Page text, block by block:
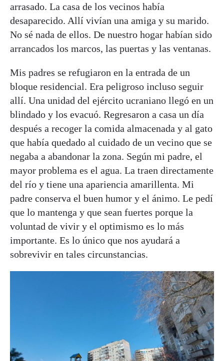
arrasado. La casa de los vecinos había
desaparecido. Allí vivían una amiga y su marido.
No sé nada de ellos. De nuestro hogar habían sido
arrancados los marcos, las puertas y las ventanas.
Mis padres se refugiaron en la entrada de un
bloque residencial. Era peligroso incluso seguir
allí. Una unidad del ejército ucraniano llegó en un
blindado y los evacuó. Regresaron a casa un día
después a recoger la comida almacenada y al gato
que había quedado al cuidado de un vecino que se
negaba a abandonar la zona. Según mi padre, el
mayor problema es el agua. La traen directamente
del río y tiene una apariencia amarillenta. Mi
padre conserva el buen humor y el ánimo. Le pedí
que lo mantenga y que sean fuertes porque la
voluntad de vivir y el optimismo es lo más
importante. Es lo único que nos ayudará a
sobrevivir en tales circunstancias.